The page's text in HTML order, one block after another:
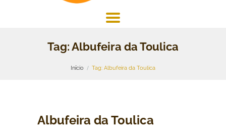
Tag: Albufeira da Toulica
Início Tag: Albufeira da Toulica
Albufeira da Toulica